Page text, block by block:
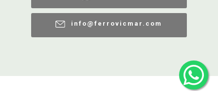
info@ferrovicmar.com